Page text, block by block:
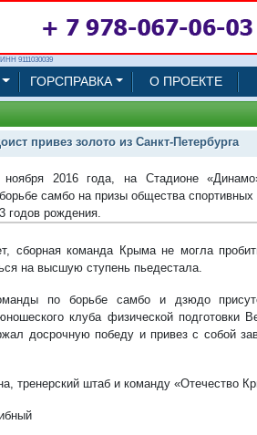
9111030039
ГОРСПРАВКА О ПРОЕКТЕ
привез золото из Санкт-Петербурга
ноября 2016 года, на Стадионе
самбо на призы общества спортивных
годов рождения.
сборная команда Крыма не могла
на высшую ступень пьедестала.
по борьбе самбо и дзюдо
клуба физической
досрочную победу и привез с собой
тренерский штаб и команду «Отечество